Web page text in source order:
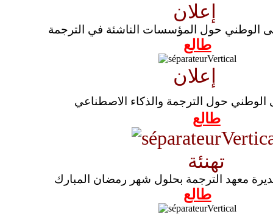
إعلان
الوطني حول المؤسسات الناشئة في الترجمة
طالع
طالع
تهنئة
معهد الترجمة بحلول شهر رمضان المبارك
طالع